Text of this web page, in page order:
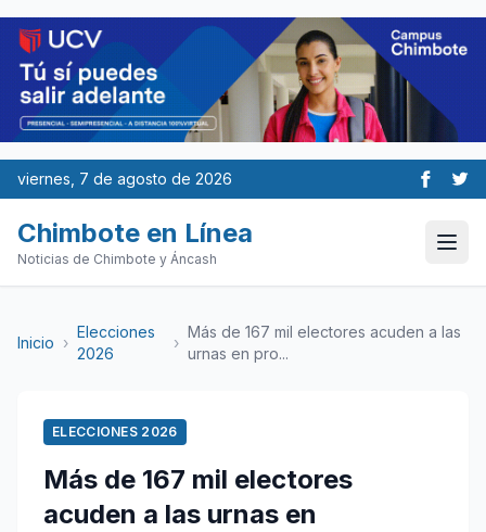
viernes, 7 de agosto de 2026
Chimbote en Línea
Noticias de Chimbote y Áncash
Inicio ›
Elecciones
2026
›
Más de 167 mil electores acuden a las
urnas en pro...
ELECCIONES 2026
Más de 167 mil electores
acuden a las urnas en